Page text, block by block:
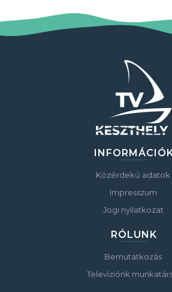
Közérdekű adatok
Impresszum
Jogi nyilatkozat
RÓLUNK
Bemutatkozás
Televíziónk